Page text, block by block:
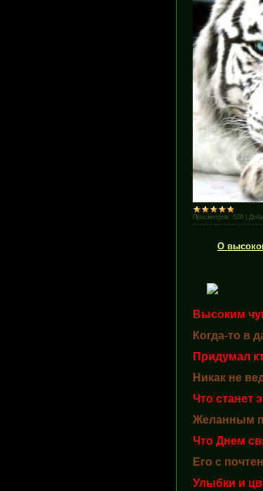
Просмотров: 528
О
Высоким
Когда-то в
Придумал
Никак не
Что станет
Желанным
Что Днем
Его с
Улыбки и